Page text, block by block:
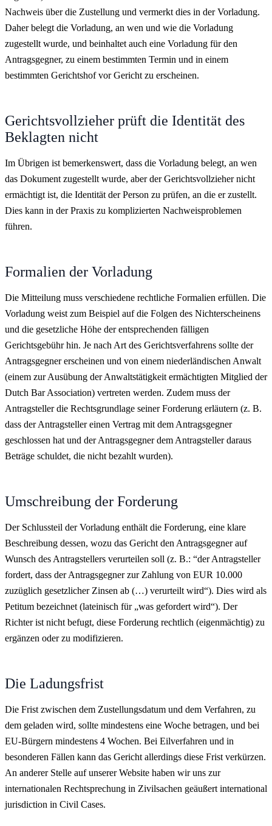
Nachweis über die Zustellung und vermerkt dies in der Vorladung.
Daher belegt die Vorladung, an wen und wie die Vorladung
zugestellt wurde, und beinhaltet auch eine Vorladung für den
Antragsgegner, zu einem bestimmten Termin und in einem
bestimmten Gerichtshof vor Gericht zu erscheinen.
Gerichtsvollzieher prüft die Identität des
Beklagten nicht
Im Übrigen ist bemerkenswert, dass die Vorladung belegt, an wen
das Dokument zugestellt wurde, aber der Gerichtsvollzieher nicht
ermächtigt ist, die Identität der Person zu prüfen, an die er zustellt.
Dies kann in der Praxis zu komplizierten Nachweisproblemen
führen.
Formalien der Vorladung
Die Mitteilung muss verschiedene rechtliche Formalien erfüllen. Die
Vorladung weist zum Beispiel auf die Folgen des Nichterscheinens
und die gesetzliche Höhe der entsprechenden fälligen
Gerichtsgebühr hin. Je nach Art des Gerichtsverfahrens sollte der
Antragsgegner erscheinen und von einem niederländischen Anwalt
(einem zur Ausübung der Anwaltstätigkeit ermächtigten Mitglied der
Dutch Bar Association) vertreten werden. Zudem muss der
Antragsteller die Rechtsgrundlage seiner Forderung erläutern (z. B.
dass der Antragsteller einen Vertrag mit dem Antragsgegner
geschlossen hat und der Antragsgegner dem Antragsteller daraus
Beträge schuldet, die nicht bezahlt wurden).
Umschreibung der Forderung
Der Schlussteil der Vorladung enthält die Forderung, eine klare
Beschreibung dessen, wozu das Gericht den Antragsgegner auf
Wunsch des Antragstellers verurteilen soll (z. B.: “der Antragsteller
fordert, dass der Antragsgegner zur Zahlung von EUR 10.000
zuzüglich gesetzlicher Zinsen ab (…) verurteilt wird“). Dies wird als
Petitum bezeichnet (lateinisch für „was gefordert wird“). Der
Richter ist nicht befugt, diese Forderung rechtlich (eigenmächtig) zu
ergänzen oder zu modifizieren.
Die Ladungsfrist
Die Frist zwischen dem Zustellungsdatum und dem Verfahren, zu
dem geladen wird, sollte mindestens eine Woche betragen, und bei
EU-Bürgern mindestens 4 Wochen. Bei Eilverfahren und in
besonderen Fällen kann das Gericht allerdings diese Frist verkürzen.
An anderer Stelle auf unserer Website haben wir uns zur
internationalen Rechtsprechung in Zivilsachen geäußert international
jurisdiction in Civil Cases.